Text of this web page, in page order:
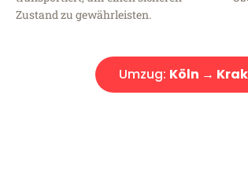
Zustand zu gewährleisten.
Umzug: Köln →